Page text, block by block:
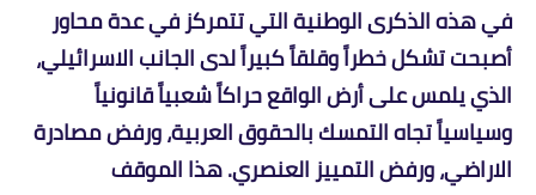
في هذه الذكرى الوطنية التي تتمركز في عدة محاور
أصبحت تشكل خطراً وقلقاً كبيراً لدى الجانب الاسرائيلي،
الذي يلمس على أرض الواقع حراكاً شعبياً قانونياً
وسياسياً تجاه التمسك بالحقوق العربية، ورفض مصادرة
الاراضي، ورفض التمييز العنصري. هذا الموقف